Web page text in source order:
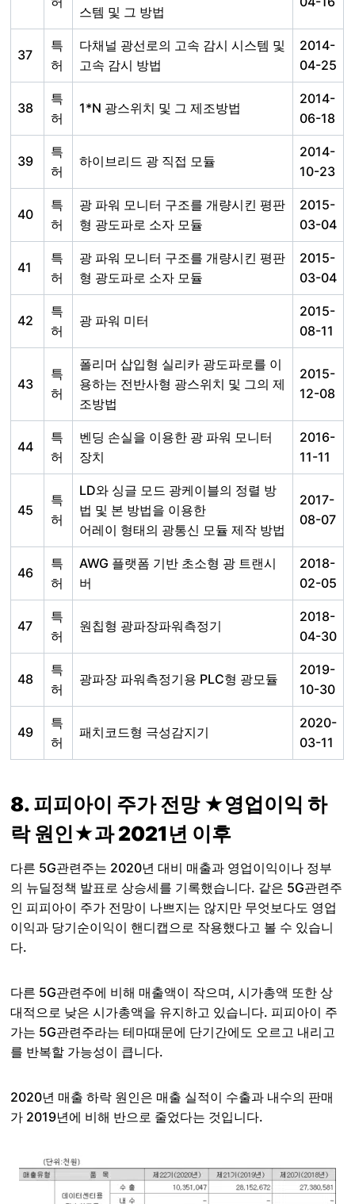
스템 및 그 방법
37
특
허
다채널 광선로의 고속 감시 시스템 및
고속 감시 방법
2014-
04-25
38
특
허
1*N 광스위치 및 그 제조방법
2014-
06-18
39
특
허
하이브리드 광 직접 모듈
2014-
10-23
40
특
허
광 파워 모니터 구조를 개량시킨 평판
형 광도파로 소자 모듈
2015-
03-04
41
특
허
광 파워 모니터 구조를 개량시킨 평판
형 광도파로 소자 모듈
2015-
03-04
42
특
허
광 파워 미터
2015-
08-11
43
특
허
폴리머 삽입형 실리카 광도파로를 이
용하는 전반사형 광스위치 및 그의 제
조방법
2015-
12-08
44
특
허
벤딩 손실을 이용한 광 파워 모니터
장치
2016-
11-11
45
특
허
LD와 싱글 모드 광케이블의 정렬 방
법 및 본 방법을 이용한
어레이 형태의 광통신 모듈 제작 방법
2017-
08-07
46
특
허
AWG 플랫폼 기반 초소형 광 트랜시
버
2018-
02-05
47
특
허
원칩형 광파장파워측정기
2018-
04-30
48
특
허
광파장 파워측정기용 PLC형 광모듈
2019-
10-30
49
특
허
패치코드형 극성감지기
2020-
03-11
8. 피피아이 주가 전망 ★영업이익 하
락 원인★과 2021년 이후
다른 5G관련주는 2020년 대비 매출과 영업이익이나 정부
의 뉴딜정책 발표로 상승세를 기록했습니다. 같은 5G관련주
인 피피아이 주가 전망이 나쁘지는 않지만 무엇보다도 영업
이익과 당기순이익이 핸디캡으로 작용했다고 볼 수 있습니
다.
다른 5G관련주에 비해 매출액이 작으며, 시가총액 또한 상
대적으로 낮은 시가총액을 유지하고 있습니다. 피피아이 주
가는 5G관련주라는 테마때문에 단기간에도 오르고 내리고
를 반복할 가능성이 큽니다.
2020년 매출 하락 원인은 매출 실적이 수출과 내수의 판매
가 2019년에 비해 반으로 줄었다는 것입니다.